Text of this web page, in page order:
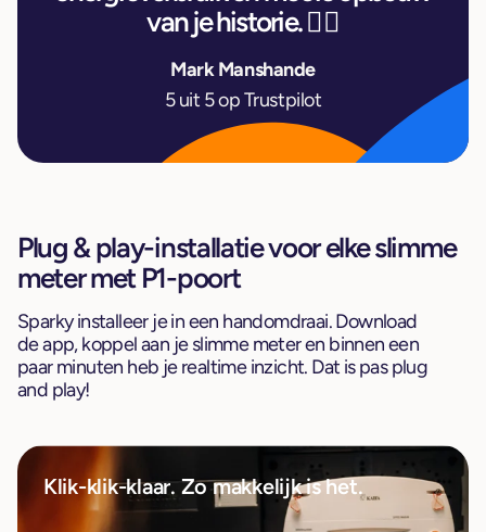
van je historie. 👍🏼
Mark Manshande
5 uit 5 op Trustpilot
Plug & play-installatie voor elkeslimme
meter met P1-poort
Sparky installeer je in een handomdraai. Download
de app, koppel aan je slimme meter en binnen een
paar minuten heb je realtime inzicht. Dat is pas plug
and play!
Klik-klik-klaar. Zo makkelijk is het.